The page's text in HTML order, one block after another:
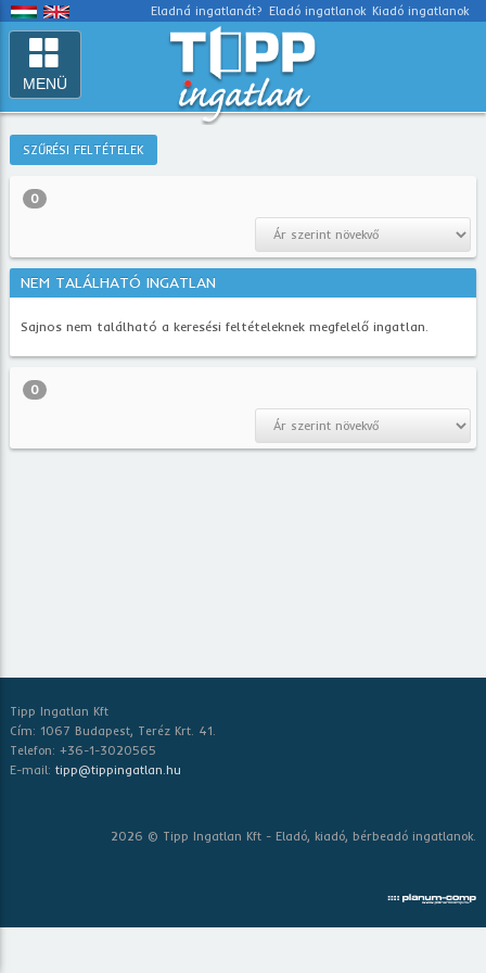
MENÜ
Eladná ingatlanát? Eladó ingatlanok Kiadó ingatlanok
SZŰRÉSI FELTÉTELEK
0
NEM TALÁLHATÓ INGATLAN
Sajnos nem található a keresési feltételeknek megfelelő ingatlan.
0
Tipp Ingatlan Kft
Cím: 1067 Budapest, Teréz Krt. 41.
Telefon: +36-1-3020565
E-mail:tipp@tippingatlan.hu
2026 © Tipp Ingatlan Kft - Eladó, kiadó, bérbeadó ingatlanok.